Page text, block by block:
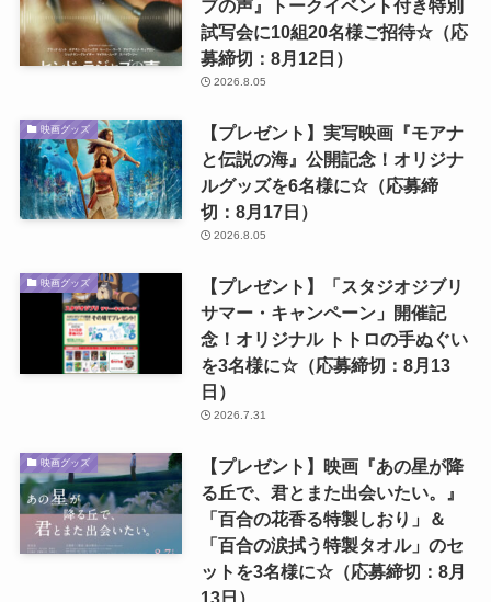
ブの声』トークイベント付き特別
試写会に10組20名様ご招待☆（応
募締切：8月12日）
2026.8.05
映画グッズ
【プレゼント】実写映画『モアナ
と伝説の海』公開記念！オリジナ
ルグッズを6名様に☆（応募締
切：8月17日）
2026.8.05
映画グッズ
【プレゼント】「スタジオジブリ
サマー・キャンペーン」開催記
念！オリジナル トトロの手ぬぐい
を3名様に☆（応募締切：8月13
日）
2026.7.31
映画グッズ
【プレゼント】映画『あの星が降
る丘で、君とまた出会いたい。』
「百合の花香る特製しおり」＆
「百合の涙拭う特製タオル」のセ
ットを3名様に☆（応募締切：8月
13日）